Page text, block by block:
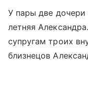
У пары две
летняя
супругам троих
близнецов